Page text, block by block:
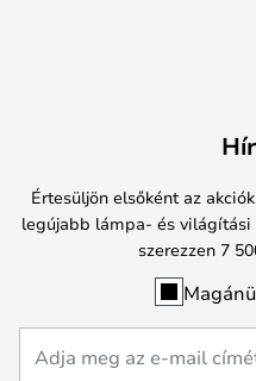
Értesüljön elsőként az
legújabb lámpa- és
szerezzen 7